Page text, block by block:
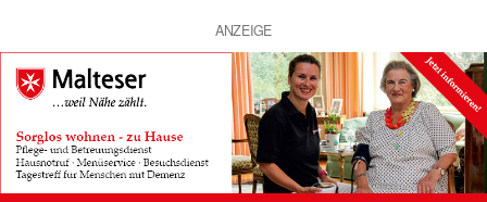
Vereinsforum
Eßlinger
Zeitung
ANZEIGE